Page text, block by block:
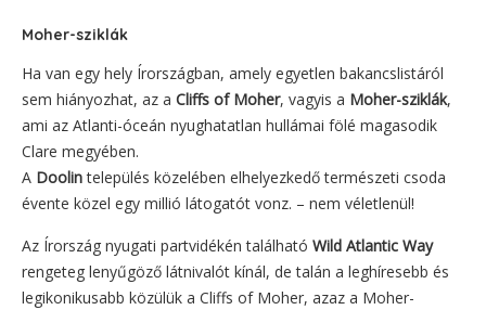
Moher-sziklák
Ha van egy hely Írországban, amely egyetlen bakancslistáról
sem hiányozhat, az a Cliffs of Moher, vagyis a Moher-sziklák,
ami az Atlanti-óceán nyughatatlan hullámai fölé magasodik
Clare megyében.
A Doolintelepülés közelében elhelyezkedő természeti csoda
évente közel egy millió látogatót vonz. – nem véletlenül!
Az Írország nyugati partvidékén található Wild Atlantic Way
rengeteg lenyűgöző látnivalót kínál, de talán a leghíresebb és
legikonikusabb közülük a Cliffs of Moher, azaz a Moher-